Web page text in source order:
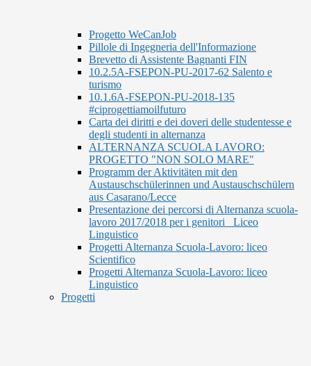
Progetto WeCanJob
Pillole di Ingegneria dell'Informazione
Brevetto di Assistente Bagnanti FIN
10.2.5A-FSEPON-PU-2017-62 Salento e
turismo
10.1.6A-FSEPON-PU-2018-135
#ciprogettiamoilfuturo
Carta dei diritti e dei doveri delle studentesse e
degli studenti in alternanza
ALTERNANZA SCUOLA LAVORO:
PROGETTO "NON SOLO MARE"
Programm der Aktivitäten mit den
Austauschschülerinnen und Austauschschülern
aus Casarano/Lecce
Presentazione dei percorsi di Alternanza scuola-
lavoro 2017/2018 per i genitori_ Liceo
Linguistico
Progetti Alternanza Scuola-Lavoro: liceo
Scientifico
Progetti Alternanza Scuola-Lavoro: liceo
Linguistico
Progetti